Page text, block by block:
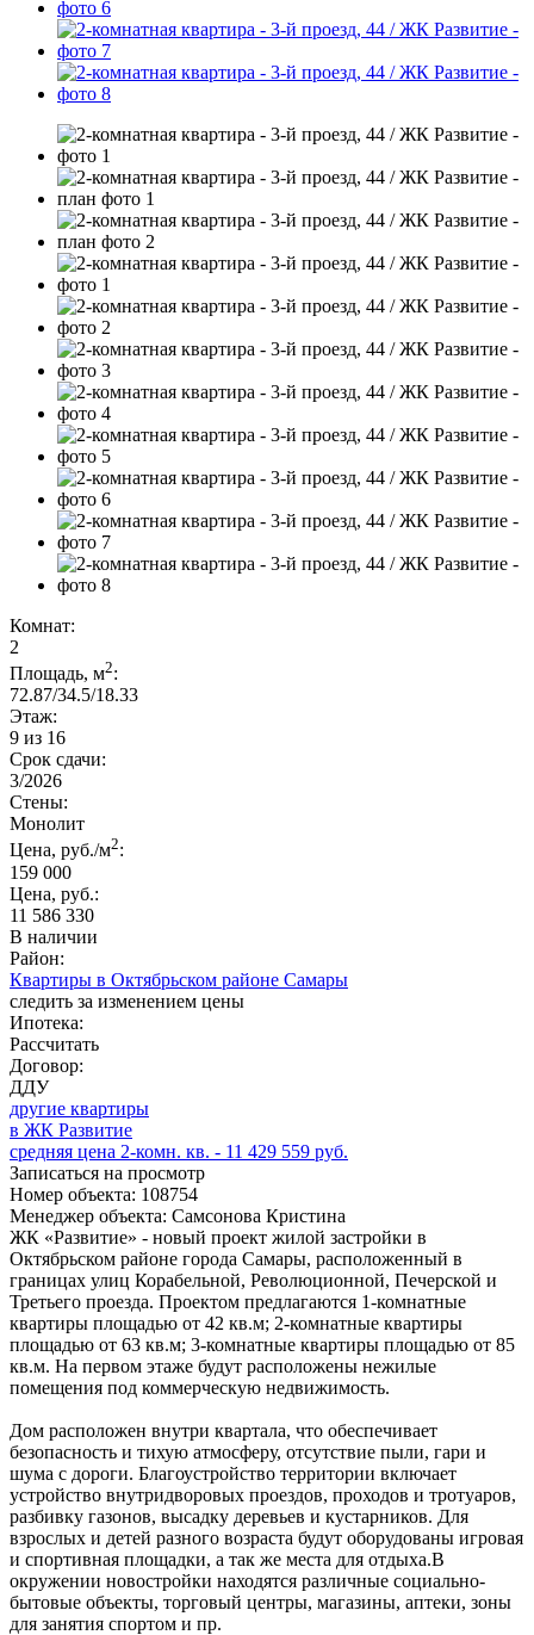
Комнат:
2
Площадь, м2:
72.87/34.5/18.33
Этаж:
9 из 16
Срок сдачи:
3/2026
Стены:
Монолит
Цена, руб./м2:
159 000
Цена, руб.:
11 586 330
В наличии
Район:
Квартиры в Октябрьском районе Самары
следить за изменением цены
Ипотека:
Рассчитать
Договор:
ДДУ
другие квартиры
в ЖК Развитие
средняя цена 2-комн. кв. - 11 429 559 руб.
Записаться на просмотр
Номер объекта: 108754
Менеджер объекта: Самсонова Кристина
ЖК «Развитие» - новый проект жилой застройки в
Октябрьском районе города Самары, расположенный в
границах улиц Корабельной, Революционной, Печерской и
Третьего проезда. Проектом предлагаются 1-комнатные
квартиры площадью от 42 кв.м; 2-комнатные квартиры
площадью от 63 кв.м; 3-комнатные квартиры площадью от 85
кв.м. На первом этаже будут расположены нежилые
помещения под коммерческую недвижимость.
Дом расположен внутри квартала, что обеспечивает
безопасность и тихую атмосферу, отсутствие пыли, гари и
шума с дороги. Благоустройство территории включает
устройство внутридворовых проездов, проходов и тротуаров,
разбивку газонов, высадку деревьев и кустарников. Для
взрослых и детей разного возраста будут оборудованы игровая
и спортивная площадки, а так же места для отдыха.В
окружении новостройки находятся различные социально-
бытовые объекты, торговый центры, магазины, аптеки, зоны
для занятия спортом и пр.